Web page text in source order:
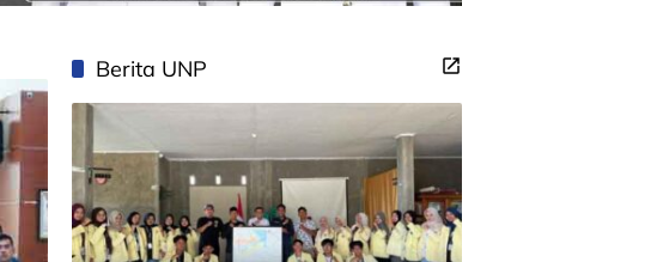
Berita UNP